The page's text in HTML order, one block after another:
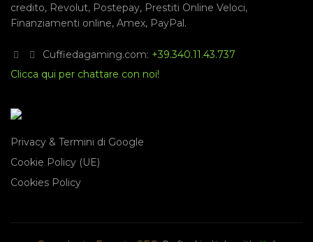
credito, Revolut, Postepay, Prestiti Online Veloci,
Finanziamenti online, Amex, PayPal.
Cuffiedagaming.com: +39.340.11.43.737
Clicca qui per chattare con noi!
Privacy & Termini di Google
Cookie Policy (UE)
Cookies Policy